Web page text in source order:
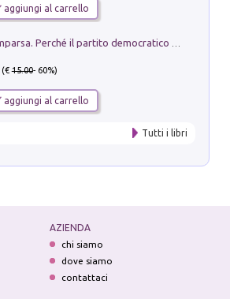
aggiungi al carrello
(€15.00- 60%)
aggiungi al carrello
Tutti i libri
AZIENDA
chi siamo
dove siamo
contattaci